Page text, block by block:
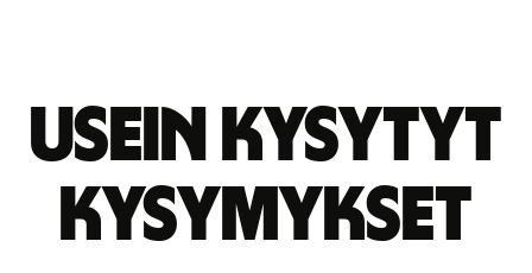
Usein kysytyt
kysymykset